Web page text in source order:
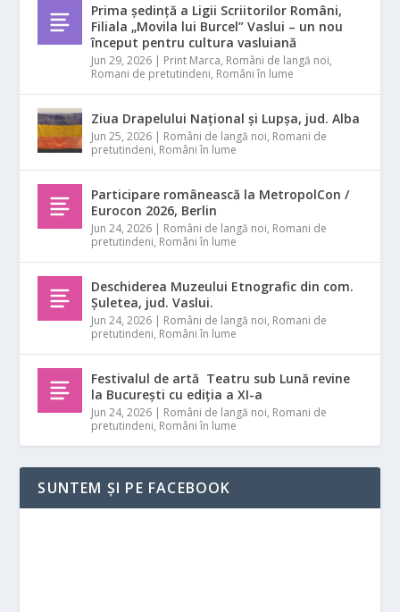
Prima ședință a Ligii Scriitorilor Români,
Filiala „Movila lui Burcel” Vaslui – un nou
început pentru cultura vasluiană
Jun 29, 2026 | Print Marca, Români de langă noi,
Romani de pretutindeni, Români în lume
Ziua Drapelului Național și Lupșa, jud. Alba
Jun 25, 2026 | Români de langă noi, Romani de
pretutindeni, Români în lume
Participare românească la MetropolCon /
Eurocon 2026, Berlin
Jun 24, 2026 | Români de langă noi, Romani de
pretutindeni, Români în lume
Deschiderea Muzeului Etnografic din com.
Șuletea, jud. Vaslui.
Jun 24, 2026 | Români de langă noi, Romani de
pretutindeni, Români în lume
Festivalul de artă Teatru sub Lună revine
la București cu ediția a XI-a
Jun 24, 2026 | Români de langă noi, Romani de
pretutindeni, Români în lume
SUNTEM ȘI PE FACEBOOK